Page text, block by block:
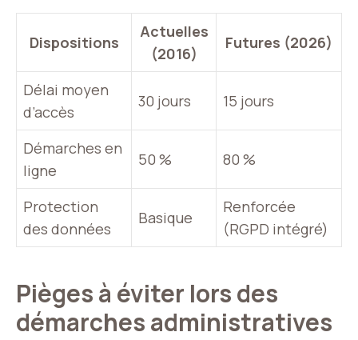
Dispositions
Actuelles
(2016)
Futures (2026)
Délai moyen
d’accès
30 jours 15 jours
Démarches en
ligne
50 % 80 %
Protection
des données
Basique
Renforcée
(RGPD intégré)
Pièges à éviter lors des
démarches administratives